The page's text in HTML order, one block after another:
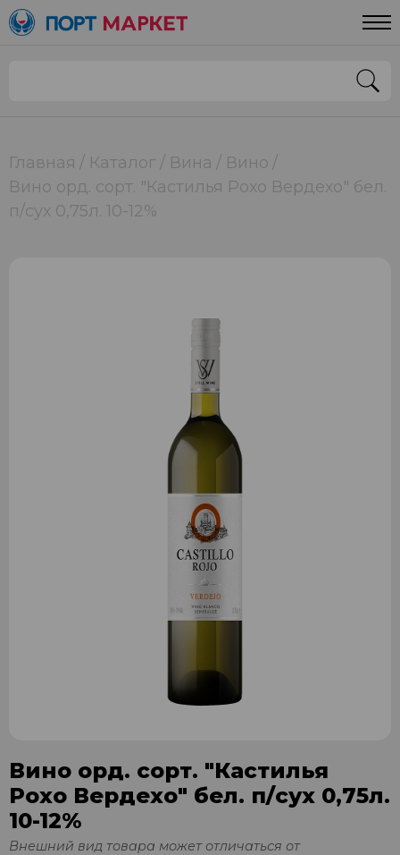
Главная Каталог Вина
Вино
Вино орд. сорт. "Кастилья Рохо Вердехо" бел.
п/сух 0,75л. 10-12%
Вино орд. сорт. "Кастилья
Рохо Вердехо" бел. п/сух 0,75л.
10-12%
Внешний вид товара может отличаться от